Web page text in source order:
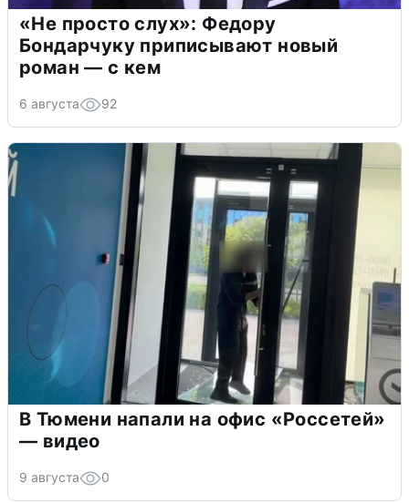
«Не просто слух»: Федору
Бондарчуку приписывают новый
роман — с кем
6 августа 92
В Тюмени напали на офис «Россетей»
— видео
9 августа 0